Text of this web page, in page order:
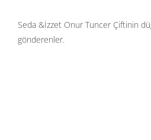
Seda &İzzet Onur Tuncer Çiftinin
gönderenler.